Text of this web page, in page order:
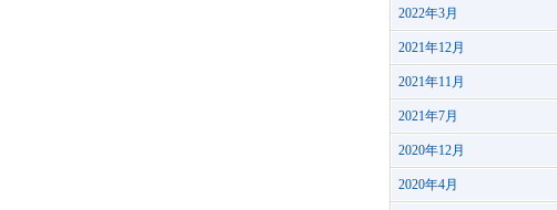
2022年3月
2021年12月
2021年11月
2021年7月
2020年12月
2020年4月